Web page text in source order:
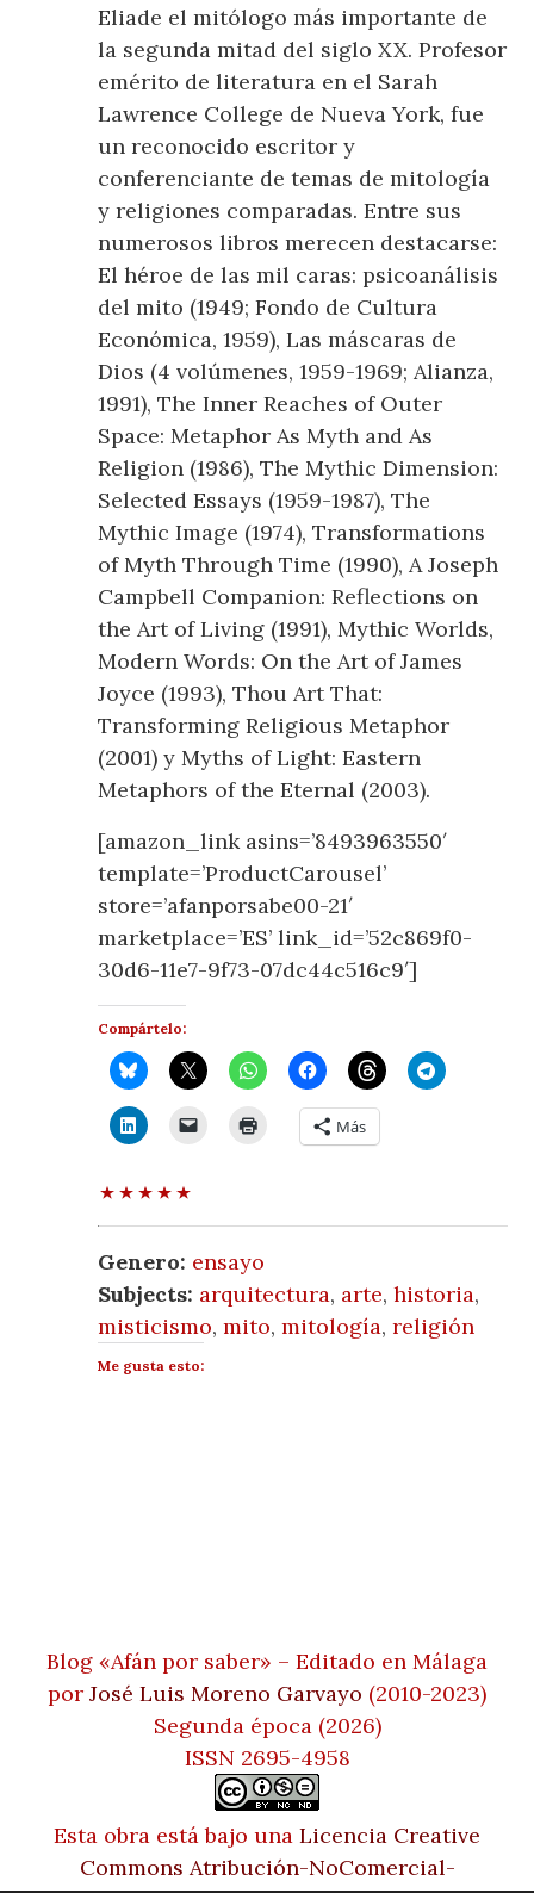
Eliade el mitólogo más importante de
la segunda mitad del siglo XX. Profesor
emérito de literatura en el Sarah
Lawrence College de Nueva York, fue
un reconocido escritor y
conferenciante de temas de mitología
y religiones comparadas. Entre sus
numerosos libros merecen destacarse:
El héroe de las mil caras: psicoanálisis
del mito (1949; Fondo de Cultura
Económica, 1959), Las máscaras de
Dios (4 volúmenes, 1959-1969; Alianza,
1991), The Inner Reaches of Outer
Space: Metaphor As Myth and As
Religion (1986), The Mythic Dimension:
Selected Essays (1959-1987), The
Mythic Image (1974), Transformations
of Myth Through Time (1990), A Joseph
Campbell Companion: Reflections on
the Art of Living (1991), Mythic Worlds,
Modern Words: On the Art of James
Joyce (1993), Thou Art That:
Transforming Religious Metaphor
(2001) y Myths of Light: Eastern
Metaphors of the Eternal (2003).
[amazon_link asins=’8493963550′
template=’ProductCarousel’
store=’afanporsabe00-21′
marketplace=’ES’ link_id=’52c869f0-
30d6-11e7-9f73-07dc44c516c9′]
Compártelo:
Más
Genero: ensayo
Subjects: arquitectura, arte,historia,
misticismo,mito,mitología,religión
Me gusta esto:
Blog «Afán por saber» – Editado en Málaga
por José Luis Moreno Garvayo (2010-2023)
Segunda época (2026)
ISSN 2695-4958
Esta obra está bajo una Licencia Creative
Commons Atribución-NoComercial-